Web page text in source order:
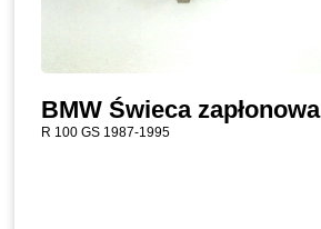
BMW Świeca zapłonowa
R 100 GS 1987-1995